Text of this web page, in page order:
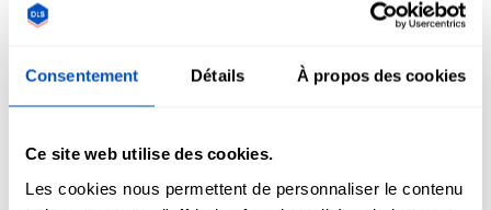
Consentement Détails À propos des cookies
Ce site web utilise des cookies.
Les cookies nous permettent de personnaliser le contenu